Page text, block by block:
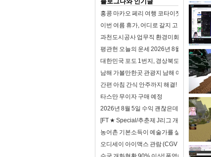
홍콩 마카오 페리 여행 코타이젯 터보젯 가
이번 여름 휴가, 어디로 갈지 고민이라면?
과천도시공사 업무직 환경미화 면접 합격
평관헌 오늘의 운세 2026년 8월 7일 계축日
대한민국 포도 1번지, 경상북도!
남해 가볼만한곳 관광지 남해 여행 코스
간편 아침 간식 안주까지 해결! 동원 어델리
타스만 무이자 구매 예정
2026년 8월 5일 수익 괜찮은데? 하지만 이
[FT ★ Special/추춘제 J리그 개막특집 2/3]
농어촌 기본소득이 예술가를 살리는 방법
오디세이 아이맥스 관람 (CGV 천호 아이맥